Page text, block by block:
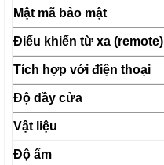
Mật mã bảo mật
Điểu khiển từ xa (remote)
Tích hợp với điện thoại
Độ dầy cửa
Vật liệu
Độ ẩm